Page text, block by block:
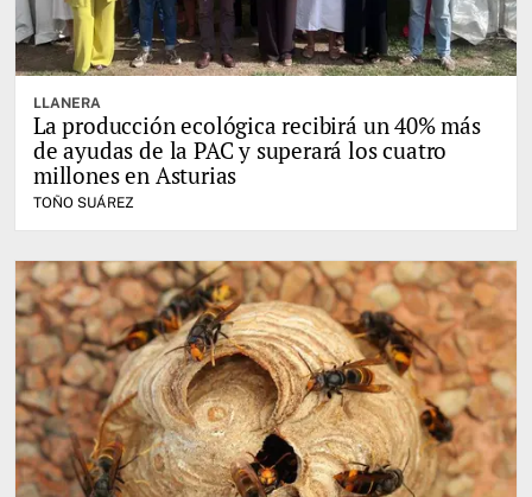
LLANERA
La producción ecológica recibirá un 40% más
de ayudas de la PAC y superará los cuatro
millones en Asturias
TOÑO SUÁREZ